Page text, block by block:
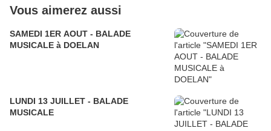
Vous aimerez aussi
SAMEDI 1ER AOUT - BALADE
MUSICALE à DOELAN
LUNDI 13 JUILLET - BALADE
MUSICALE